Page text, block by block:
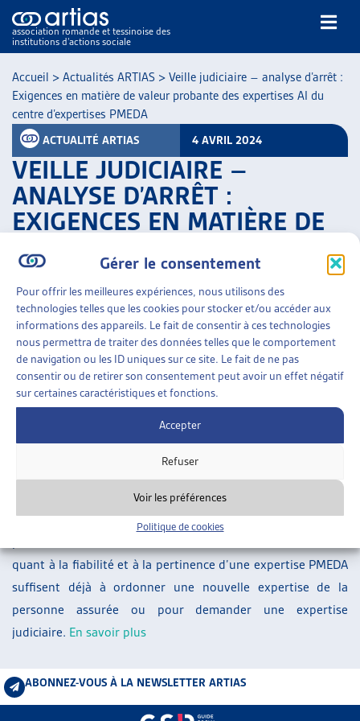
Gérer le consentement
Pour offrir les meilleures expériences, nous utilisons des
technologies telles que les cookies pour stocker et/ou accéder aux
informations des appareils. Le fait de consentir à ces technologies
nous permettra de traiter des données telles que le comportement
de navigation ou les ID uniques sur ce site. Le fait de ne pas
consentir ou de retirer son consentement peut avoir un effet négatif
sur certaines caractéristiques et fonctions.
Accepter
Refuser
Voir les préférences
Politique de cookies
association romande et tessinoise des
institutions d’actions sociale
NOS PUBLICATIONS
ARTICLES
VEILLE
RESSOURCES
THÉMATIQUES
GUIDE SOCIAL ROMAND
AUTRES
ARTIAS
L’ASSOCIATION
Accueil > Actualités ARTIAS > Veille judiciaire – analyse d’arrêt :
Exigences en matière de valeur probante des expertises AI du
centre d’expertises PMEDA
ACTUALITÉ ARTIAS 4 AVRIL 2024
VEILLE JUDICIAIRE –
ANALYSE D’ARRÊT :
EXIGENCES EN MATIÈRE DE
VALEUR PROBANTE DES
EXPERTISES AI DU CENTRE
D’EXPERTISES PMEDA
À la suite de la suspension de l’attribution des mandats
exigences strictes concernant l’appréciation de la valeur
probante des expertises PMEDA déjà ordonnées dans les
quant à la fiabilité et à la pertinence d’une expertise PMEDA
suffisent déjà à ordonner une nouvelle expertise de la
personne assurée ou pour demander une expertise
judiciaire. En savoir plus
PARTAGER
ABONNEZ-VOUS À LA NEWSLETTER ARTIAS